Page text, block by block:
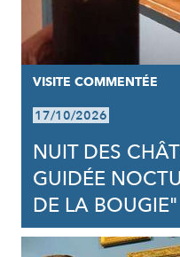
VISITE COMMENTÉE
17/10/2026
NUIT DES
GUIDÉE
DE LA BOUGIE"